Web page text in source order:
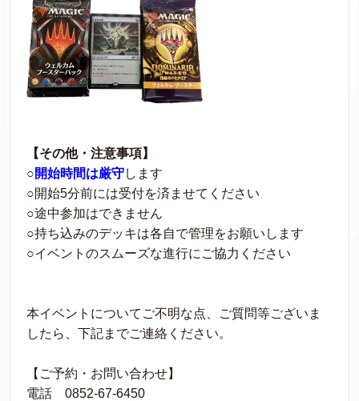
【その他・注意事項】
○開始時間は厳守します
○開始5分前には受付を済ませてください
○途中参加はできません
○持ち込みのデッキは各自で管理をお願いします
○イベントのスムーズな進行にご協力ください
本イベントについてご不明な点、ご質問等ございま
したら、下記までご連絡ください。
【ご予約・お問い合わせ】
電話 0852-67-6450